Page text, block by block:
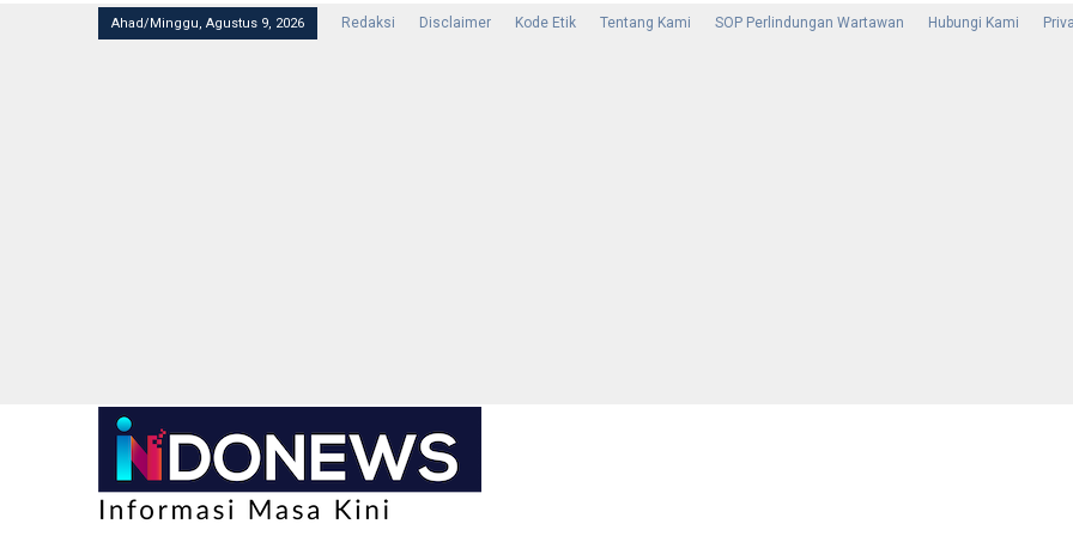
Ahad/Minggu, Agustus 9, 2026 Redaksi Disclaimer Kode Etik Tentang Kami SOP Perlindungan Wartawan Hubungi Kami